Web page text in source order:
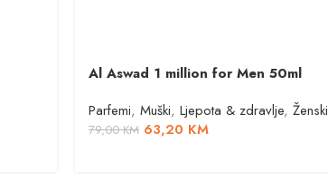
Al Aswad 1 million for Men 50ml
Parfemi, Muški, Ljepota & zdravlje, Ženski
79,00KM 63,20 KM